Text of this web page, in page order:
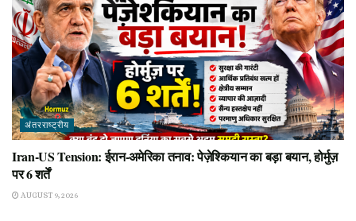
अंतरराष्ट्रीय
Iran-US Tension: ईरान-अमेरिका तनाव: पेज़ेश्कियान का बड़ा बयान, होर्मुज़
पर 6 शर्तें
AUGUST 9, 2026